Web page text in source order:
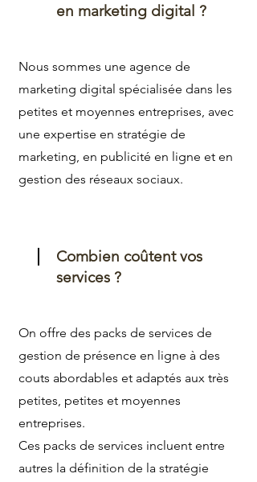
en marketing digital ?
Nous sommes une agence de
marketing digital spécialisée dans les
petites et moyennes entreprises, avec
une expertise en stratégie de
marketing, en publicité en ligne et en
gestion des réseaux sociaux.
Combien coûtent vos
services ?
On offre des packs de services de
gestion de présence en ligne à des
couts abordables et adaptés aux très
petites, petites et moyennes
entreprises.
Ces packs de services incluent entre
autres la définition de la stratégie